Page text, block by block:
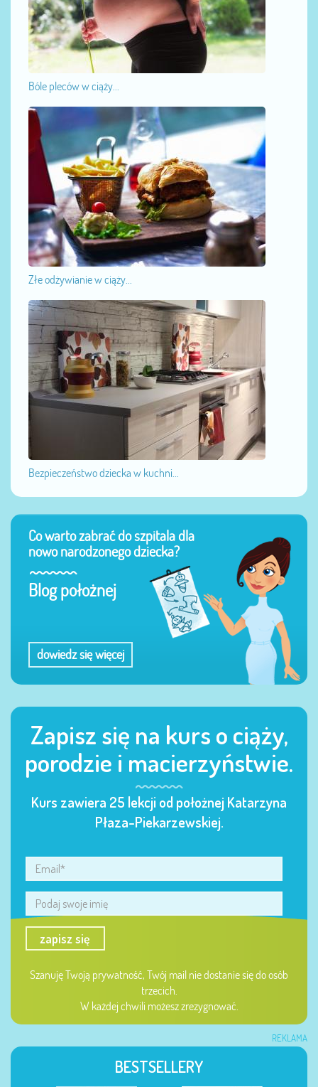
Bóle pleców w ciąży...
Złe odżywianie w ciąży...
Bezpieczeństwo dziecka w kuchni...
Co warto zabrać do szpitala dla
nowo narodzonego dziecka?
Blog położnej
dowiedz się więcej
Zapisz się na kurs o ciąży,
porodzie i macierzyństwie.
Kurs zawiera 25 lekcji od położnej Katarzyna
Płaza-Piekarzewskiej.
zapisz się
Szanuję Twoją prywatność, Twój mail nie dostanie się do osób
trzecich.
W każdej chwili możesz zrezygnować.
REKLAMA
BESTSELLERY